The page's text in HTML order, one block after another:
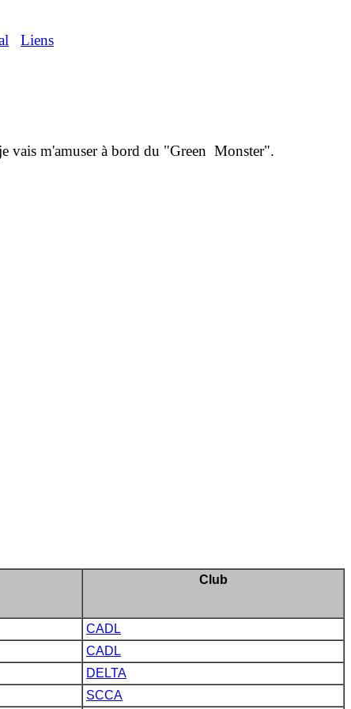
Liens
vais m'amuser à bord du "Green Monster".
Club
CADL
CADL
DELTA
SCCA